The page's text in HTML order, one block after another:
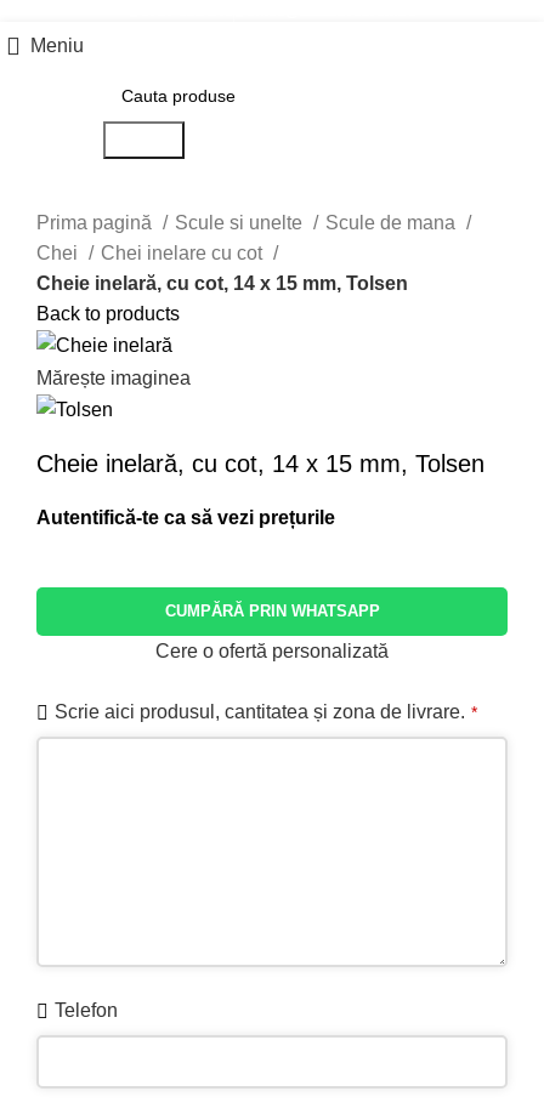
Meniu
Prima pagină Scule si unelte
Scule de mana
Chei
Chei inelare cu cot
Cheie inelară, cu cot, 14 x 15 mm, Tolsen
Back to products
Mărește imaginea
Cheie inelară, cu cot, 14 x 15 mm, Tolsen
CUMPĂRĂ PRIN WHATSAPP
Cere o ofertă personalizată
Scrie aici produsul, cantitatea și zona de livrare. *
Telefon